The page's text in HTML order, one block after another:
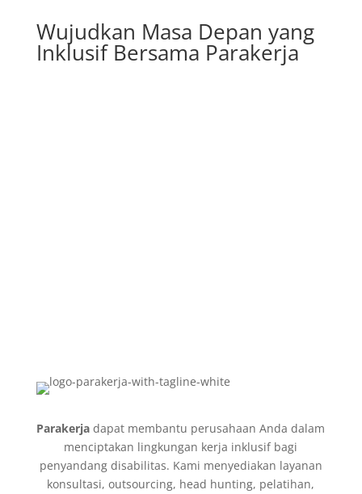
Wujudkan Masa Depan yang
Inklusif Bersama Parakerja
Parakerja dapat membantu perusahaan Anda dalam
menciptakan lingkungan kerja inklusif bagi
penyandang disabilitas. Kami menyediakan layanan
konsultasi, outsourcing, head hunting, pelatihan,